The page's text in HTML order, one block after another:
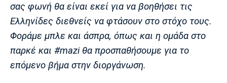
Ίντερ
σας φωνή θα είναι εκεί για να βοηθήσει τις
Ελληνίδες διεθνείς να φτάσουν στο στόχο τους.
Φοράμε μπλε και άσπρα, όπως και η ομάδα στο
παρκέ και #mazi θα προσπαθήσουμε για το
επόμενο βήμα στην διοργάνωση.